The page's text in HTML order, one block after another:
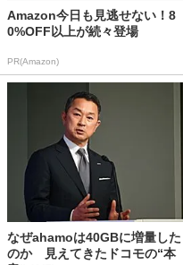
Amazon今日も見逃せない！8
0%OFF以上が続々登場
PR(Amazon)
なぜahamoは40GBに増量した
のか 見えてきたドコモの“本